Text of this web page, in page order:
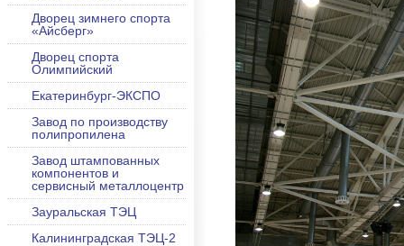
Дворец зимнего спорта
«Айсберг»
Дворец спорта
Олимпийский
Екатеринбург-ЭКСПО
Завод по производству
полипропилена
Завод штампованных
компонентов и
сервисный металлоцентр
Зауральская ТЭЦ
Калининградская ТЭЦ-2